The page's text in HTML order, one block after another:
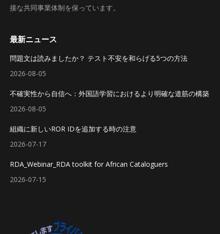
接な共同事業体制を保っています。
最新ニュース
問題文は読みましたか？ テスト不安を和らげる5つの方法
2026-08-05
不確実性から自信へ：外国語学習におけるより明確な道筋の構築
2026-08-05
組織に新しいROR IDを追加する時の注意
2026-07-17
RDA_Webinar_RDA toolkit for African Cataloguers
2026-07-15